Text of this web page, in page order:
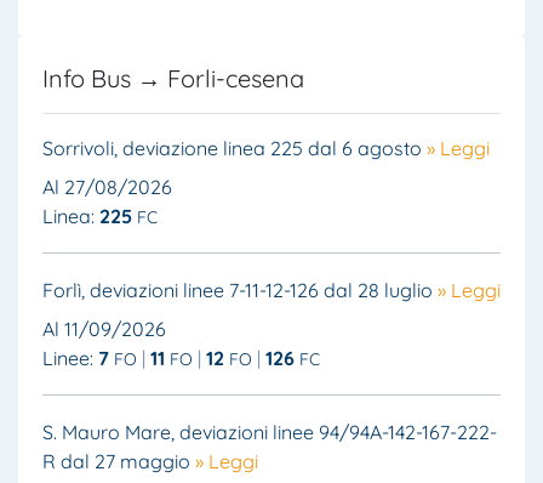
Info Bus → Forli-cesena
Sorrivoli, deviazione linea 225 dal 6 agosto » Leggi
Al 27/08/2026
Linea: 225 FC
Forlì, deviazioni linee 7-11-12-126 dal 28 luglio » Leggi
Al 11/09/2026
Linee: 7 FO 11 FO 12 FO 126 FC
S. Mauro Mare, deviazioni linee 94/94A-142-167-222-
R dal 27 maggio » Leggi